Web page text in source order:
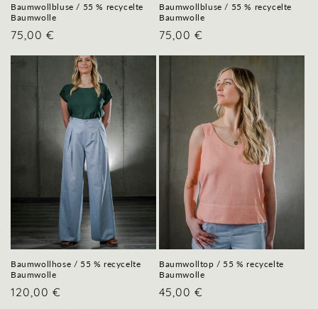
Baumwollbluse / 55 % recycelte
Baumwolle
Normaler
75,00 €
Baumwollbluse / 55 % recycelte
Baumwolle
Normaler
75,00 €
Baumwollhose / 55 % recycelte
Baumwolle
Normaler
120,00 €
Baumwolltop / 55 % recycelte
Baumwolle
Normaler
45,00 €